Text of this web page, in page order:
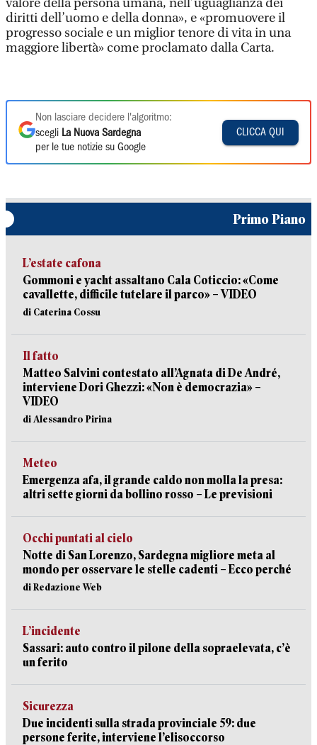
valore della persona umana, nell’uguaglianza dei
diritti dell’uomo e della donna», e «promuovere il
progresso sociale e un miglior tenore di vita in una
maggiore libertà» come proclamato dalla Carta.
Non lasciare decidere l'algoritmo:
scegli La Nuova Sardegna
per le tue notizie su Google
CLICCA QUI
Primo Piano
L’estate cafona
Gommoni e yacht assaltano Cala Coticcio: «Come
cavallette, difficile tutelare il parco» – VIDEO
di Caterina Cossu
Il fatto
Matteo Salvini contestato all’Agnata di De André,
interviene Dori Ghezzi: «Non è democrazia» –
VIDEO
di Alessandro Pirina
Meteo
Emergenza afa, il grande caldo non molla la presa:
altri sette giorni da bollino rosso – Le previsioni
Occhi puntati al cielo
Notte di San Lorenzo, Sardegna migliore meta al
mondo per osservare le stelle cadenti – Ecco perché
di Redazione Web
L’incidente
Sassari: auto contro il pilone della sopraelevata, c’è
un ferito
Sicurezza
Due incidenti sulla strada provinciale 59: due
persone ferite, interviene l’elisoccorso